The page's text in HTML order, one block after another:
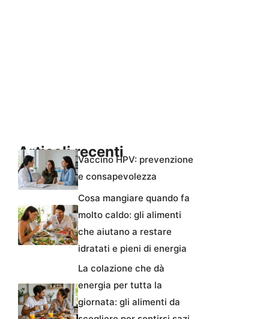
Articoli recentiVaccino HPV: prevenzione
e consapevolezza
Cosa mangiare quando fa
molto caldo: gli alimenti
che aiutano a restare
idratati e pieni di energia
La colazione che dà
energia per tutta la
giornata: gli alimenti da